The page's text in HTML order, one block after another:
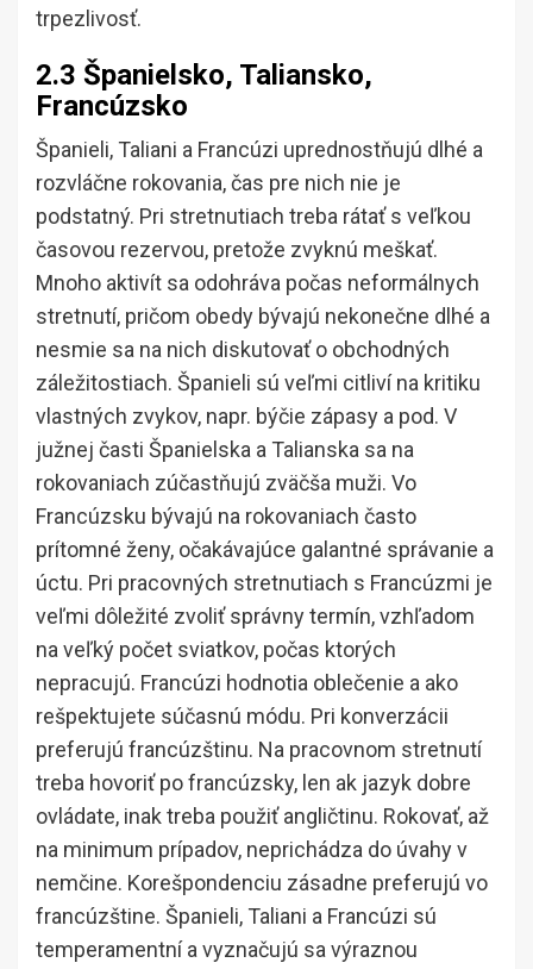
trpezlivosť.
2.3 Španielsko, Taliansko,
Francúzsko
Španieli, Taliani a Francúzi uprednostňujú dlhé a
rozvláčne rokovania, čas pre nich nie je
podstatný. Pri stretnutiach treba rátať s veľkou
časovou rezervou, pretože zvyknú meškať.
Mnoho aktivít sa odohráva počas neformálnych
stretnutí, pričom obedy bývajú nekonečne dlhé a
nesmie sa na nich diskutovať o obchodných
záležitostiach. Španieli sú veľmi citliví na kritiku
vlastných zvykov, napr. býčie zápasy a pod. V
južnej časti Španielska a Talianska sa na
rokovaniach zúčastňujú zväčša muži. Vo
Francúzsku bývajú na rokovaniach často
prítomné ženy, očakávajúce galantné správanie a
úctu. Pri pracovných stretnutiach s Francúzmi je
veľmi dôležité zvoliť správny termín, vzhľadom
na veľký počet sviatkov, počas ktorých
nepracujú. Francúzi hodnotia oblečenie a ako
rešpektujete súčasnú módu. Pri konverzácii
preferujú francúzštinu. Na pracovnom stretnutí
treba hovoriť po francúzsky, len ak jazyk dobre
ovládate, inak treba použiť angličtinu. Rokovať, až
na minimum prípadov, neprichádza do úvahy v
nemčine. Korešpondenciu zásadne preferujú vo
francúzštine. Španieli, Taliani a Francúzi sú
temperamentní a vyznačujú sa výraznou